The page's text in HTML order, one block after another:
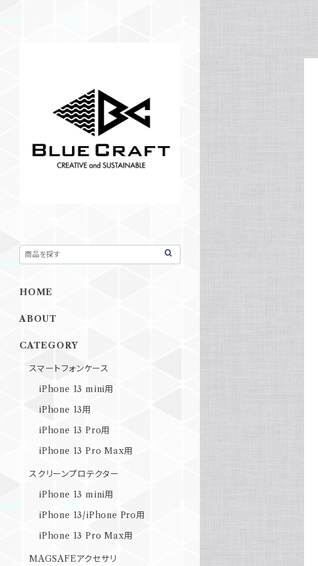
HOME
ABOUT
CATEGORY
スマートフォンケース
iPhone 13 mini用
iPhone 13用
iPhone 13 Pro用
iPhone 13 Pro Max用
スクリーンプロテクター
iPhone 13 mini用
iPhone 13/iPhone Pro用
iPhone 13 Pro Max用
MAGSAFEアクセサリ